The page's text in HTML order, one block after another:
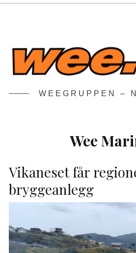
WEEGRUPPEN –
Wee
Vikaneset får
bryggeanlegg